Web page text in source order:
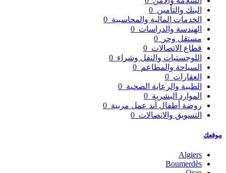
البنك والتأمين
الخدمات المالية والمحاسبية
الهندسة والدراسات
مستقل وحر
قطاع الاتصالات
اللوجستيات والنقل وشراء
السياحة والمطاعم
العقارات
الطبية والرعاية الصحية
الموارد البشرية
روضة أطفال آند عمل مربية
التسويق والاتصالات
موقعك
Algiers
Boumerdès